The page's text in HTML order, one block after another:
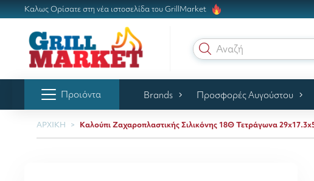
Καλως Ορίσατε στη νέα ιστοσελίδα του GrillMarket
Αναζήτηση
Προιόντα Brands Προσφορές Αυγούστου
ΑΡΧΙΚΗ Καλούπι Ζαχαροπλαστικής Σιλικόνης 18Θ Τετράγωνα